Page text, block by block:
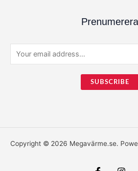
Prenumerera
m
SUBSCRIBE
Copyright © 2026 Megavärme.se.